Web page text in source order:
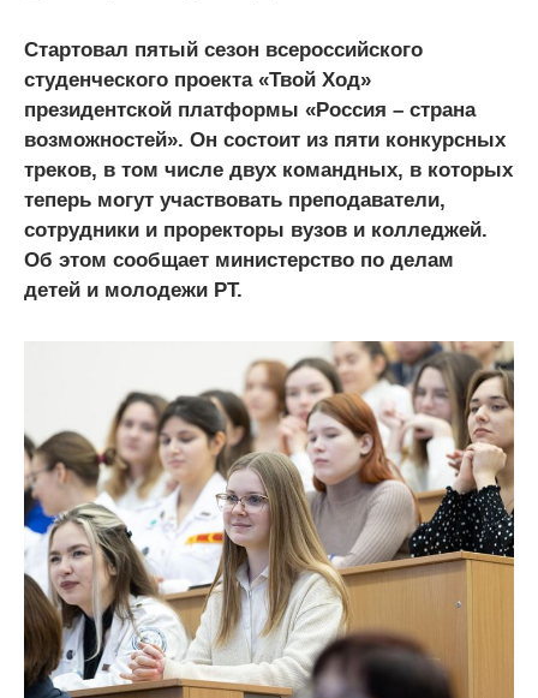
Стартовал пятый сезон всероссийского
студенческого проекта «Твой Ход»
президентской платформы «Россия – страна
возможностей». Он состоит из пяти конкурсных
треков, в том числе двух командных, в которых
теперь могут участвовать преподаватели,
сотрудники и проректоры вузов и колледжей.
Об этом сообщает министерство по делам
детей и молодежи РТ.